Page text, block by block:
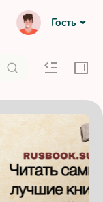
Гость